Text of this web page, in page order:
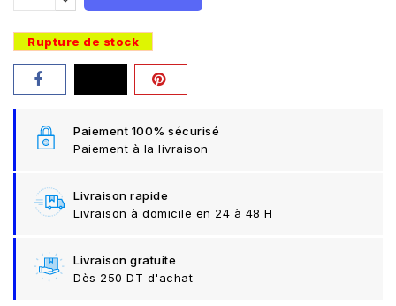
Rupture de stock
Paiement 100% sécurisé
Paiement à la livraison
Livraison rapide
Livraison à domicile en 24 à 48 H
Livraison gratuite
Dès 250 DT d'achat